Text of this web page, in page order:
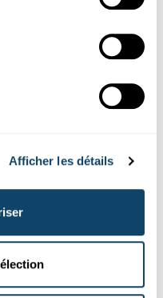
Afficher les détails
Kierper?
a Japan un. Fir eng
Wat bedeit dat fir de...